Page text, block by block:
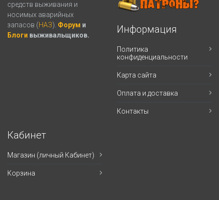
средств выживания и
носимых аварийных
запасов (НАЗ). Форум и
Блоги выживальщиков.
Информация
Политика
конфиденциальности
Карта сайта
Оплата и доставка
Контакты
Кабинет
Магазин (личный Кабинет)
Корзина